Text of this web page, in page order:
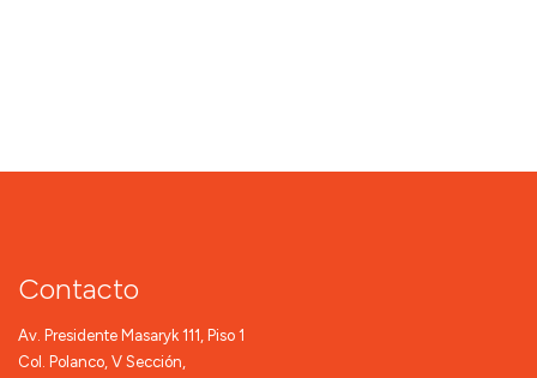
Contacto
Av. Presidente Masaryk 111, Piso 1
Col. Polanco, V Sección,